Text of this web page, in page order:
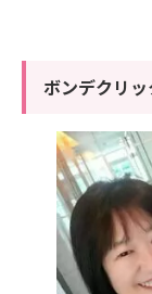
ボンデクリ